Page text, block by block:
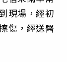
現場，經初
傷，經送醫